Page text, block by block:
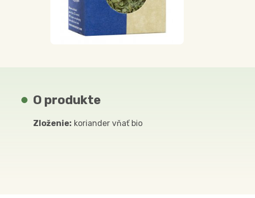
O produkte
Zloženie: koriander vňať bio